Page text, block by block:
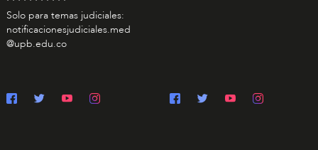
Solo para temas judiciales:
notificacionesjudiciales.med
@upb.edu.co